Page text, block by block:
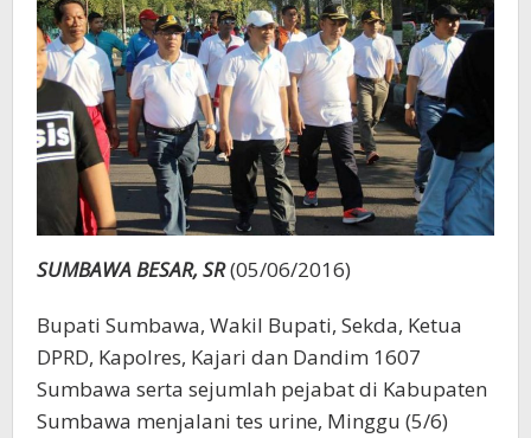
SUMBAWA BESAR, SR(05/06/2016)
Bupati Sumbawa, Wakil Bupati, Sekda, Ketua
DPRD, Kapolres, Kajari dan Dandim 1607
Sumbawa serta sejumlah pejabat di Kabupaten
Sumbawa menjalani tes urine, Minggu (5/6)